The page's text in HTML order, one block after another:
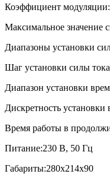
Коэффициент
Максимальное значение
Диапазоны установки
Шаг установки силы
Диапазон установки
Дискретность
Время работы в
Питание:230 В, 50 Гц
Габариты:280х214х90